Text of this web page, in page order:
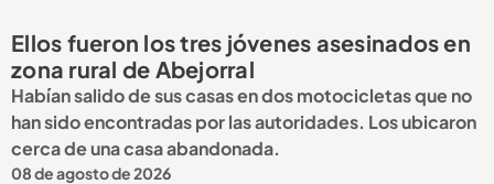
Ellos fueron los tres jóvenes asesinados en
zona rural de Abejorral
Habían salido de sus casas en dos motocicletas que no
han sido encontradas por las autoridades. Los ubicaron
cerca de una casa abandonada.
08 de agosto de 2026